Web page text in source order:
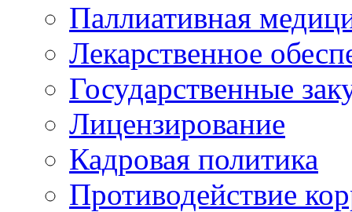
Паллиативная
Лекарственное
Государственные
Лицензирование
Кадровая политика
Противодействие